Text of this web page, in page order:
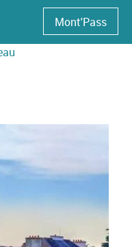
Mont'Pass